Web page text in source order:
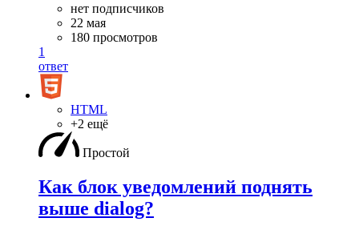
нет подписчиков
22 мая
180 просмотров
1
ответ
HTML
+2 ещё
Простой
Как блок уведомлений поднять
выше dialog?